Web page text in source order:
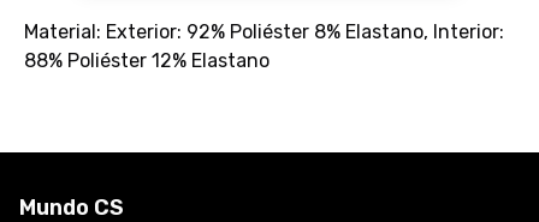
Material: Exterior: 92% Poliéster 8% Elastano, Interior:
88% Poliéster 12% Elastano
Mundo CS